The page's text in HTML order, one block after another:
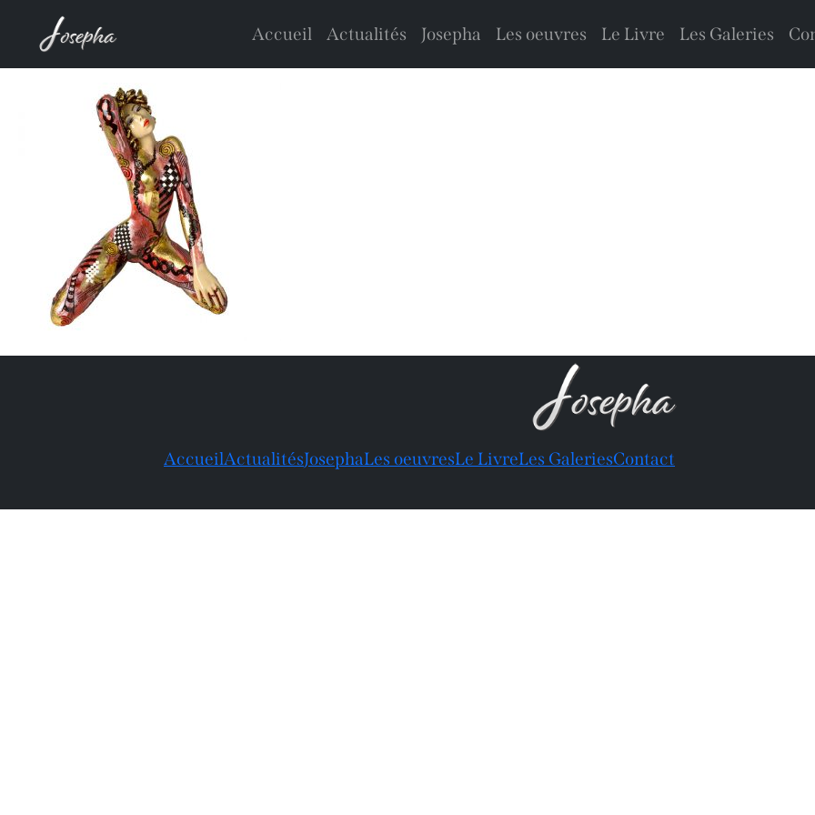
Accueil Actualités Josepha Les oeuvres Le Livre Les Galeries
AccueilActualitésJosephaLes oeuvresLe LivreLes GaleriesContact